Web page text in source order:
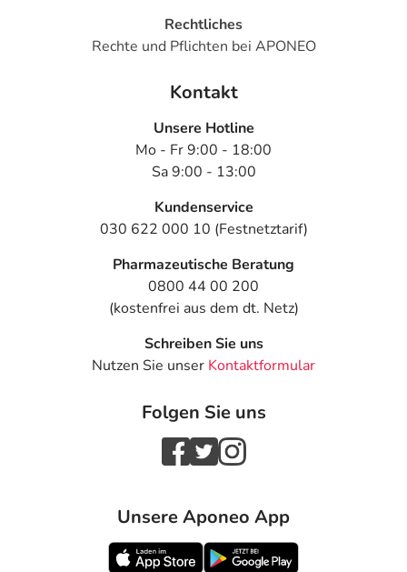
- Depressionen
- Störungen in der Erregungsleitung des Herzens vom
Vorhof bis zur Kammer (AV-Block), evtl. mit dadurch
bedingten Herzrhythmusstörungen
Neigung zu Atemwegsverengungen, z.B. bei Asthma
- Muskelschwäche
- Gelenkschmerzen
- Allgemeine Schwäche
Bemerken Sie eine Befindlichkeitsstörung oder
Veränderung während der Behandlung, wenden Sie sich
an Ihren Arzt oder Apotheker.
Für die Information an dieser Stelle werden vor allem
Nebenwirkungen berücksichtigt, die bei mindestens
einem von 1.000 behandelten Patienten auftreten.
Rechtliches
Rechte und Pflichten bei APONEO
Kontakt
Unsere Hotline
Mo - Fr 9:00 - 18:00
Sa 9:00 - 13:00
Kundenservice
030 622 000 10 (Festnetztarif)
Pharmazeutische Beratung
0800 44 00 200
(kostenfrei aus dem dt. Netz)
Schreiben Sie uns
Nutzen Sie unser Kontaktformular
Folgen Sie uns
Unsere Aponeo App